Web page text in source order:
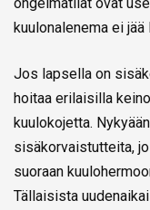
kuulonalenema ei
Jos lapsella on
hoitaa erilaisilla
kuulokojetta.
sisäkorvaistutteita,
suoraan
Tällaisista